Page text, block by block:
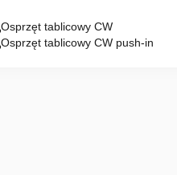
Email
Osprzęt tablicowy CW
Osprzęt tablicowy CW push-in